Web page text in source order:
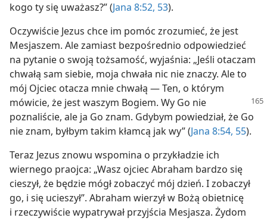
kogo ty się uważasz?” (Jana 8:52, 53).
Oczywiście Jezus chce im pomóc zrozumieć, że jest
Mesjaszem. Ale zamiast bezpośrednio odpowiedzieć
na pytanie o swoją tożsamość, wyjaśnia: „Jeśli otaczam
chwałą sam siebie, moja chwała nic nie znaczy. Ale to
mój Ojciec otacza mnie chwałą — Ten, o którym
mówicie, że jest waszym Bogiem. Wy Go nie
poznaliście, ale ja Go znam. Gdybym powiedział, że Go
nie znam, byłbym takim kłamcą jak wy” (Jana 8:54, 55).
Teraz Jezus znowu wspomina o przykładzie ich
wiernego praojca: „Wasz ojciec Abraham bardzo się
cieszył, że będzie mógł zobaczyć mój dzień. I zobaczył
go, i się ucieszył”. Abraham wierzył w Bożą obietnicę
i rzeczywiście wypatrywał przyjścia Mesjasza. Żydom